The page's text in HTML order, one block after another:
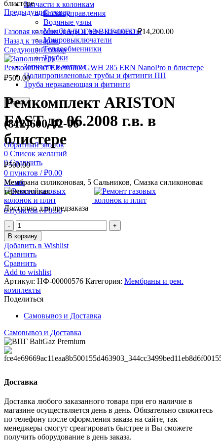
Запчасти к колонкам
Блоки управления
Водяные узлы
Мембраны и рем. комплекты
Микровыключатели
Теплообменники
Трубки
Запчасти к котлам
Полипропиленовые трубы и фитинги ПП
Труба нержавеющая и фитинги
Поиск
(812)600-42-06
Обратный звонок
0 Список желаний
0 Сравнить
0 пунктов / ₽0.00
Меню
0пунктов / ₽0.00
блистере
Предыдущий товар
Газовая колонка ЛАДОГАЗ ВПГ-10ED₽14,200.00
Назад к товарам
Следующий товар
Ремкомплект Electrolux GWH 285 ERN NanoPro в блистере
₽500.00
Ремкомплект ARISTON
FAST до 06.2008 г.в. в
блистере
₽500.00
Мембрана силиконовая, 5 Сальников, Смазка силиконовая
термостойкая
Доступно для предзаказа
Количество
Ремкомплект
ARISTON
FAST
до
06.2008
г.в.
в
блистере
В корзину
Добавить в Wishlist
Сравнить
Сравнить
Add to wishlist
Артикул: НФ-00000576 Категория: Мембраны и рем.
комплекты
Поделиться
Самовывоз и Доставка
Самовывоз и Доставка
Доставка
Доставка любого заказанного товара при его наличие в
магазине осуществляется день в день. Обязательно свяжитесь
по телефону после оформления заказа на сайте, так
менеджеры смогут среагировать быстрее и Вы сможете
получить оборудование в день заказа.